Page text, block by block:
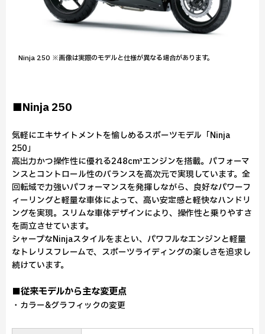
Ninja 250 ※画像は実際のモデルと仕様が異なる場合があります。
■Ninja 250
気軽にエキサイトメントを愉しめるスポーツモデル「Ninja
250」
高出力かつ操作性に優れる248cm³エンジンを搭載。パフォーマ
ンスとコントロール性のバランスを高次元で実現しています。全
回転域で力強いパフォーマンスを発揮しながら、良好なパワーフ
ィーリングと軽量な車体によって、高い安定感と軽快なハンドリ
ングを実現。スリムな車体デザインにより、操作性と乗りやすさ
を両立させています。
シャープなNinjaスタイルをまとい、パワフルなエンジンと軽量
なトレリスフレームで、スポーツライディングの楽しさを追求し
続けています。
■従来モデルから主な変更点
・カラー&グラフィックの変更